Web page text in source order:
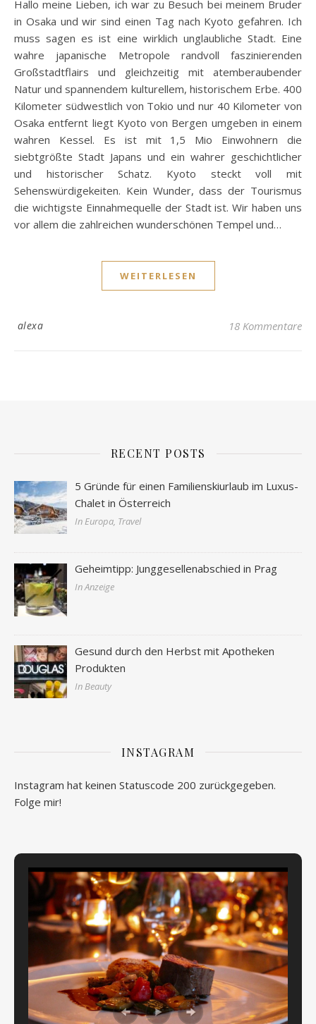
Hallo meine Lieben, ich war zu Besuch bei meinem Bruder
in Osaka und wir sind einen Tag nach Kyoto gefahren. Ich
muss sagen es ist eine wirklich unglaubliche Stadt. Eine
wahre japanische Metropole randvoll faszinierenden
Großstadtflairs und gleichzeitig mit atemberaubender
Natur und spannendem kulturellem, historischem Erbe. 400
Kilometer südwestlich von Tokio und nur 40 Kilometer von
Osaka entfernt liegt Kyoto von Bergen umgeben in einem
wahren Kessel. Es ist mit 1,5 Mio Einwohnern die
siebtgrößte Stadt Japans und ein wahrer geschichtlicher
und historischer Schatz. Kyoto steckt voll mit
Sehenswürdigekeiten. Kein Wunder, dass der Tourismus
die wichtigste Einnahmequelle der Stadt ist. Wir haben uns
vor allem die zahlreichen wunderschönen Tempel und…
WEITERLESEN
alexa 18 Kommentare
RECENT POSTS
5 Gründe für einen Familienskiurlaub im Luxus-
Chalet in Österreich
In Europa, Travel
Geheimtipp: Junggesellenabschied in Prag
In Anzeige
Gesund durch den Herbst mit Apotheken
Produkten
In Beauty
INSTAGRAM
Instagram hat keinen Statuscode 200 zurückgegeben.
Folge mir!